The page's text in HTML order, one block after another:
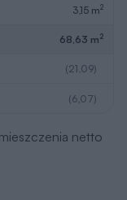
3,15 m2
68,63 m2
(21,09)
(6,07)
netto